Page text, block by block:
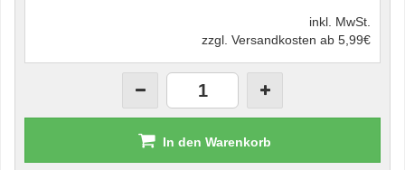
inkl. MwSt.
zzgl. Versandkosten ab 5,99€
In den Warenkorb